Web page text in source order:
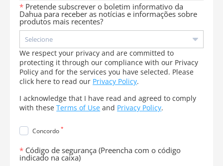
Pretende subscrever o boletim informativo da
Dahua para receber as notícias e informações sobre
produtos mais recentes?
We respect your privacy and are committed to
protecting it through our compliance with our Privacy
Policy and for the services you have selected. Please
click here to read our Privacy Policy.
I acknowledge that I have read and agreed to comply
with these Terms of Use and Privacy Policy.
Concordo *
Código de segurança (Preencha com o código
indicado na caixa)